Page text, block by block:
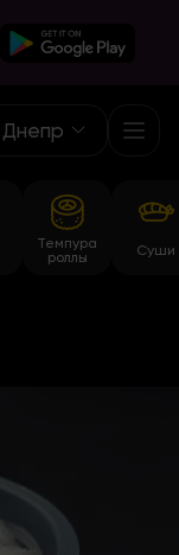
Днепр
Темпура
роллы
Суши